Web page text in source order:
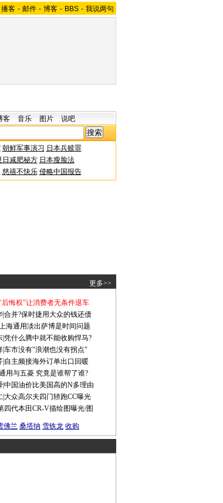
播客 - 邮件 - 博客 - BBS - 我说两句
客 音乐 图片 说吧
朝鲜军事演习 日本兵赎罪
日减肥秘方 日本瘦脸法
慈禧不快乐 侵略中国报告
更多>>
后悔权"让消费者无条件退车
|合并?保时捷用大众的钱还债
海通用淡出萨博是时间问题
|凭什么腾中就不能收购悍马?
|车市没有"浪潮也没有拐点"
| 自主频接海外订单出口回暖
用与五菱 究竟是谁帮了谁?
|中国油价比美国高的N多理由
|大众高尔夫四门轿跑CC曝光
四代本田CR-V描绘图曝光/图
佛兰 桑塔纳 雪铁龙 收购